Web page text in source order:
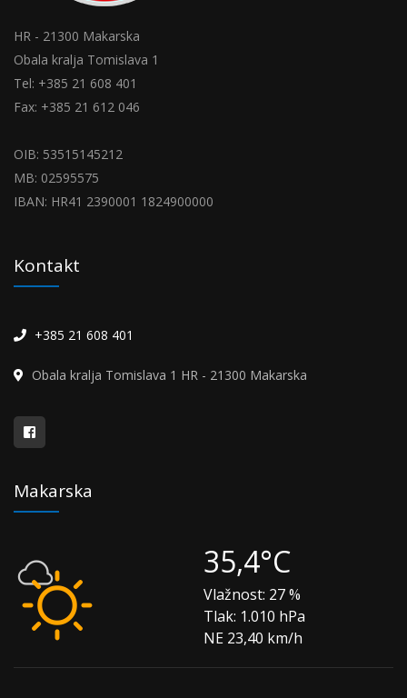
HR - 21300 Makarska
Obala kralja Tomislava 1
Tel: +385 21 608 401
Fax: +385 21 612 046
OIB: 53515145212
MB: 02595575
IBAN: HR41 2390001 1824900000
Kontakt
+385 21 608 401
Obala kralja Tomislava 1 HR - 21300 Makarska
Makarska
35,4°C
Vlažnost: 27 %
Tlak: 1.010 hPa
NE 23,40 km/h